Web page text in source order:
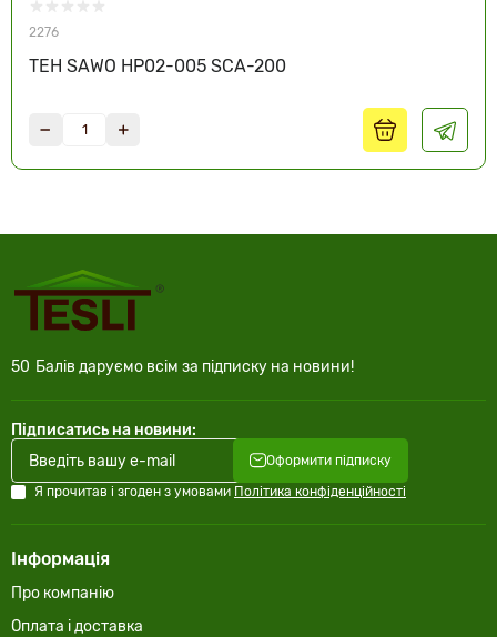
2276
ТЕН SAWO HP02-005 SCA-200
50 Балів даруємо всім за підписку на новини!
Підписатись на новини:
Оформити підписку
Я прочитав і згоден з умовами Політика конфіденційності
Інформація
Про компанію
Оплата і доставка